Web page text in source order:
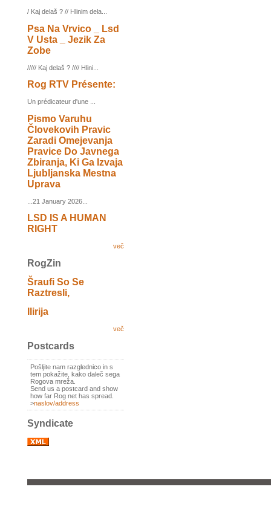
/ Kaj delaš ? // Hlinim dela...
Psa Na Vrvico _ Lsd
V Usta _ Jezik Za
Zobe
///// Kaj delaš ? //// Hlini...
Rog RTV Présente:
Un prédicateur d'une ...
Pismo Varuhu
Človekovih Pravic
Zaradi Omejevanja
Pravice Do Javnega
Zbiranja, Ki Ga Izvaja
Ljubljanska Mestna
Uprava
...21 January 2026...
LSD IS A HUMAN
RIGHT
več
RogZin
Šraufi So Se
Raztresli,
Ilirija
več
Postcards
Pošljite nam razglednico in s
tem pokažite, kako daleč sega
Rogova mreža.
Send us a postcard and show
how far Rog net has spread.
>naslov/address
Syndicate